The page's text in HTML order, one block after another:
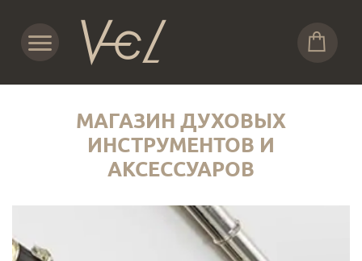
МАГАЗИН ДУХОВЫХ
ИНСТРУМЕНТОВ И
АКСЕССУАРОВ